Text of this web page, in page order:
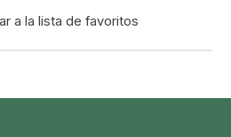
a la lista de favoritos